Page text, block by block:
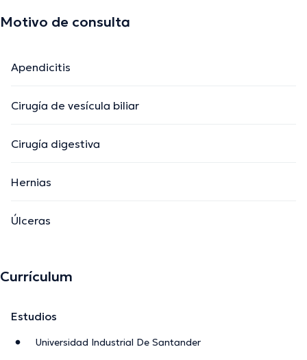
Motivo de consulta
Apendicitis
Cirugía de vesícula biliar
Cirugía digestiva
Hernias
Úlceras
Currículum
Estudios
Universidad Industrial De Santander